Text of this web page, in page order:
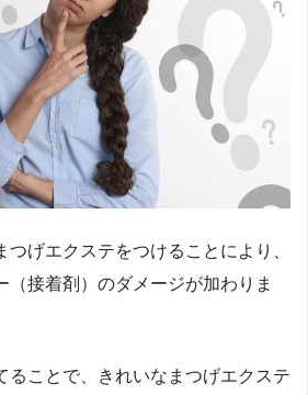
げエクステをつけることにより、
（接着剤）のダメージが加わりま
ることで、きれいなまつげエクステ